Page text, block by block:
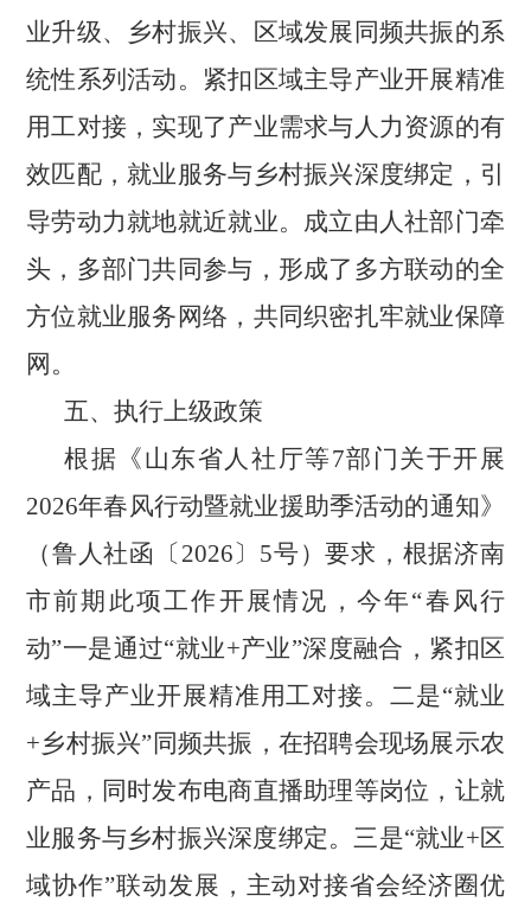
业升级、乡村振兴、区域发展同频共振的系
统性系列活动。紧扣区域主导产业开展精准
用工对接，实现了产业需求与人力资源的有
效匹配，就业服务与乡村振兴深度绑定，引
导劳动力就地就近就业。成立由人社部门牵
头，多部门共同参与，形成了多方联动的全
方位就业服务网络，共同织密扎牢就业保障
网。
五、执行上级政策
根据《山东省人社厅等7部门关于开展
2026年春风行动暨就业援助季活动的通知》
（鲁人社函〔 2026〕 5号）要求，根据济南
市前期此项工作开展情况，今年“春风行
动”一是通过“就业+产业”深度融合，紧扣区
域主导产业开展精准用工对接。二是“就业
+乡村振兴”同频共振，在招聘会现场展示农
产品，同时发布电商直播助理等岗位，让就
业服务与乡村振兴深度绑定。三是“就业+区
域协作”联动发展，主动对接省会经济圈优